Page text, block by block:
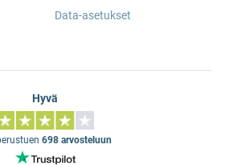
Data-asetukset
Hyvä
698 arvosteluun